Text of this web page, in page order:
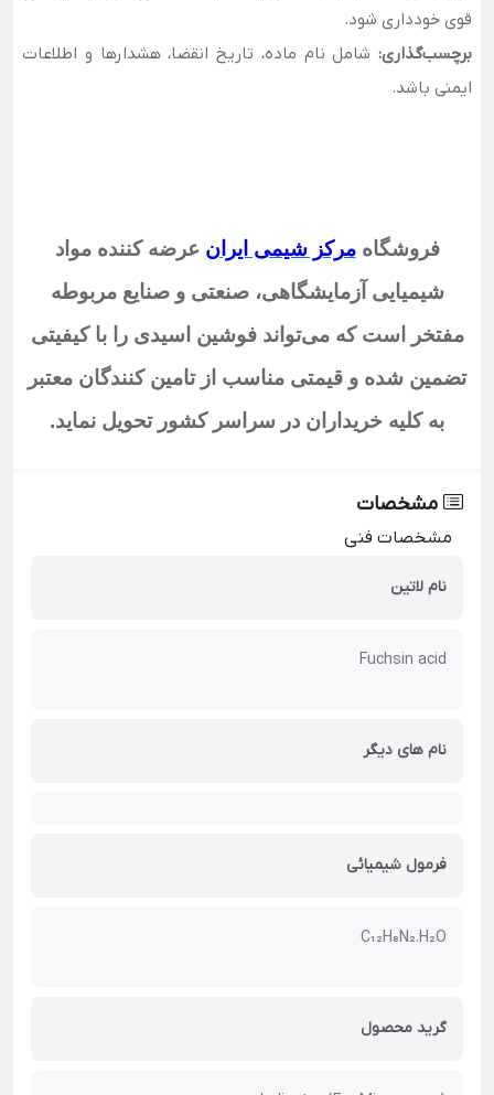
قوی خودداری شود.
برچسب‌گذاری: شامل نام ماده، تاریخ انقضا، هشدارها و اطلاعات
ایمنی باشد.
فروشگاه مرکز شیمی ایران عرضه کننده مواد
شیمیایی آزمایشگاهی، صنعتی و صنایع مربوطه
مفتخر است که می‌تواند فوشین اسیدیرا با کیفیتی
تضمین شده و قیمتی مناسب از تامین کنندگان معتبر
به کلیه خریداران در سراسر کشور تحویل نماید.
مشخصات
مشخصات فنی
نام لاتین
Fuchsin acid
نام های دیگر
فرمول شیمیائی
C₁₂H₈N₂.H₂O
گرید محصول